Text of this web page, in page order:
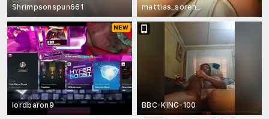
Shrimpsonspun661 mattias_soren_
lordbaron9 BBC-KING-100